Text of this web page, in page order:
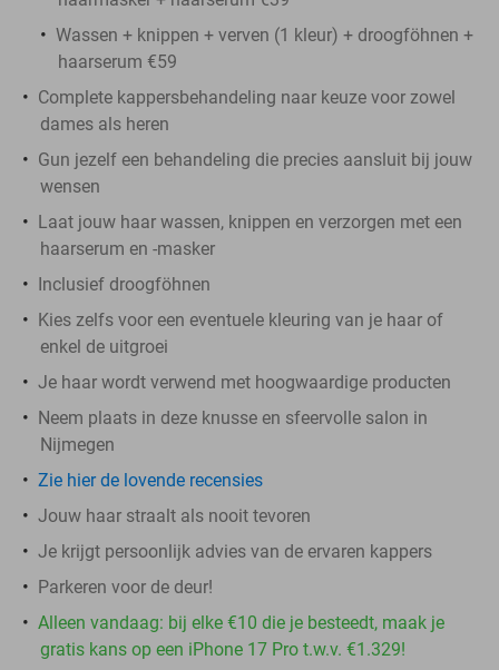
Wassen + knippen + verven (1 kleur) + droogföhnen +
haarserum €59
Complete kappersbehandeling naar keuze voor zowel
dames als heren
Gun jezelf een behandeling die precies aansluit bij jouw
wensen
Laat jouw haar wassen, knippen en verzorgen met een
haarserum en -masker
Inclusief droogföhnen
Kies zelfs voor een eventuele kleuring van je haar of
enkel de uitgroei
Je haar wordt verwend met hoogwaardige producten
Neem plaats in deze knusse en sfeervolle salon in
Nijmegen
Zie hier de lovende recensies
Jouw haar straalt als nooit tevoren
Je krijgt persoonlijk advies van de ervaren kappers
Parkeren voor de deur!
Alleen vandaag: bij elke €10 die je besteedt, maak je
gratis kans op een iPhone 17 Pro t.w.v. €1.329!